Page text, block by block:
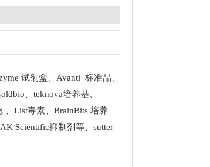
试剂盒 Avanti 标准品
teknova培养基
List毒素、 BrainBits 培养
AK Scientific抑制剂等、 sutter